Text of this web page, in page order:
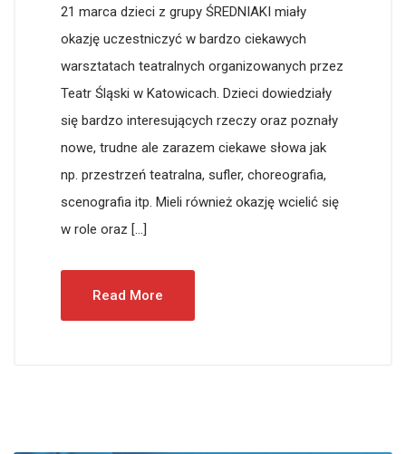
21 marca dzieci z grupy ŚREDNIAKI miały
okazję uczestniczyć w bardzo ciekawych
warsztatach teatralnych organizowanych przez
Teatr Śląski w Katowicach. Dzieci dowiedziały
się bardzo interesujących rzeczy oraz poznały
nowe, trudne ale zarazem ciekawe słowa jak
np. przestrzeń teatralna, sufler, choreografia,
scenografia itp. Mieli również okazję wcielić się
w role oraz […]
Read More